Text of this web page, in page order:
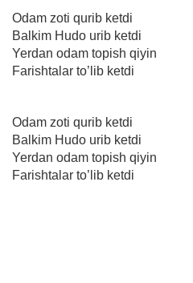
Odam zoti qurib ketdi
Balkim Hudo urib ketdi
Yerdan odam topish qiyin
Farishtalar to’lib ketdi
Odam zoti qurib ketdi
Balkim Hudo urib ketdi
Yerdan odam topish qiyin
Farishtalar to’lib ketdi